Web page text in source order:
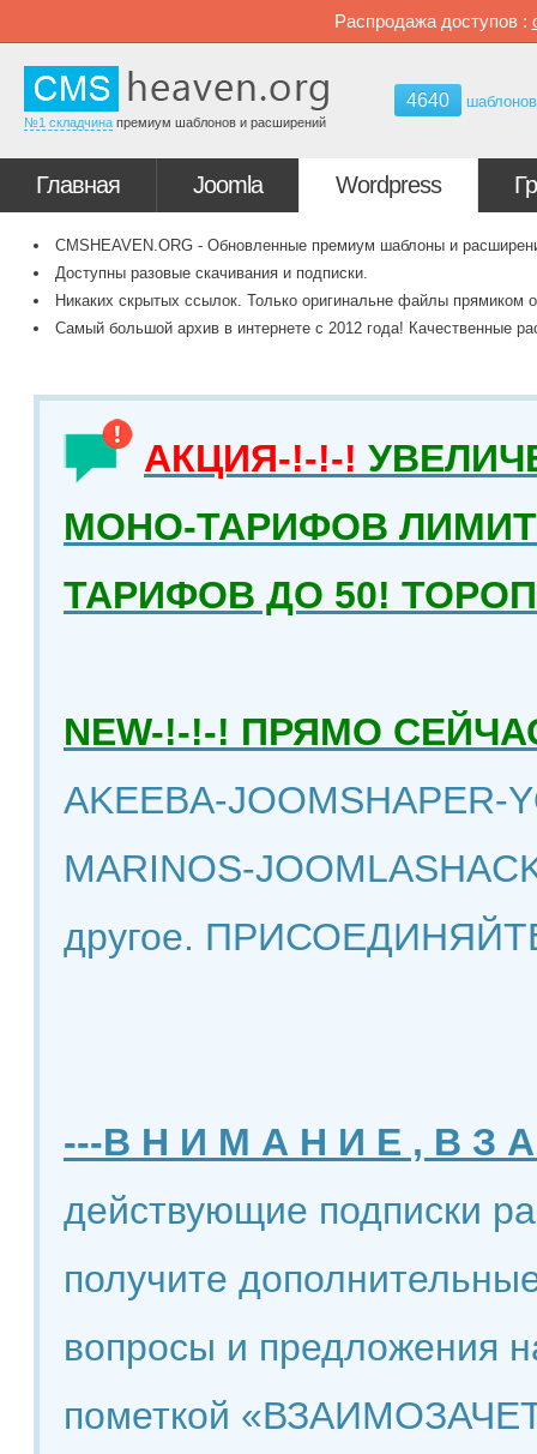
Распродажа доступов :
№1 складчина премиум шаблонов и расширений
4640 шаблонов
Главная Joomla Wordpress
CMSHEAVEN.ORG - Обновленные премиум шаблоны и
Доступны разовые скачивания и подписки.
Никаких скрытых ссылок. Только оригинальне файлы прямиком
Самый большой архив в интернете с 2012 года! Качественные
АКЦИЯ-!-!-!
МОНО-ТАРИФОВ
ТАРИФОВ ДО 50!
NEW-!-!-! ПРЯМО
AKEEBA-JOOMSHAPER-
MARINOS-
другое.
---В Н И М А Н И Е , В З
действующие подписки
получите
вопросы и предложения
пометкой